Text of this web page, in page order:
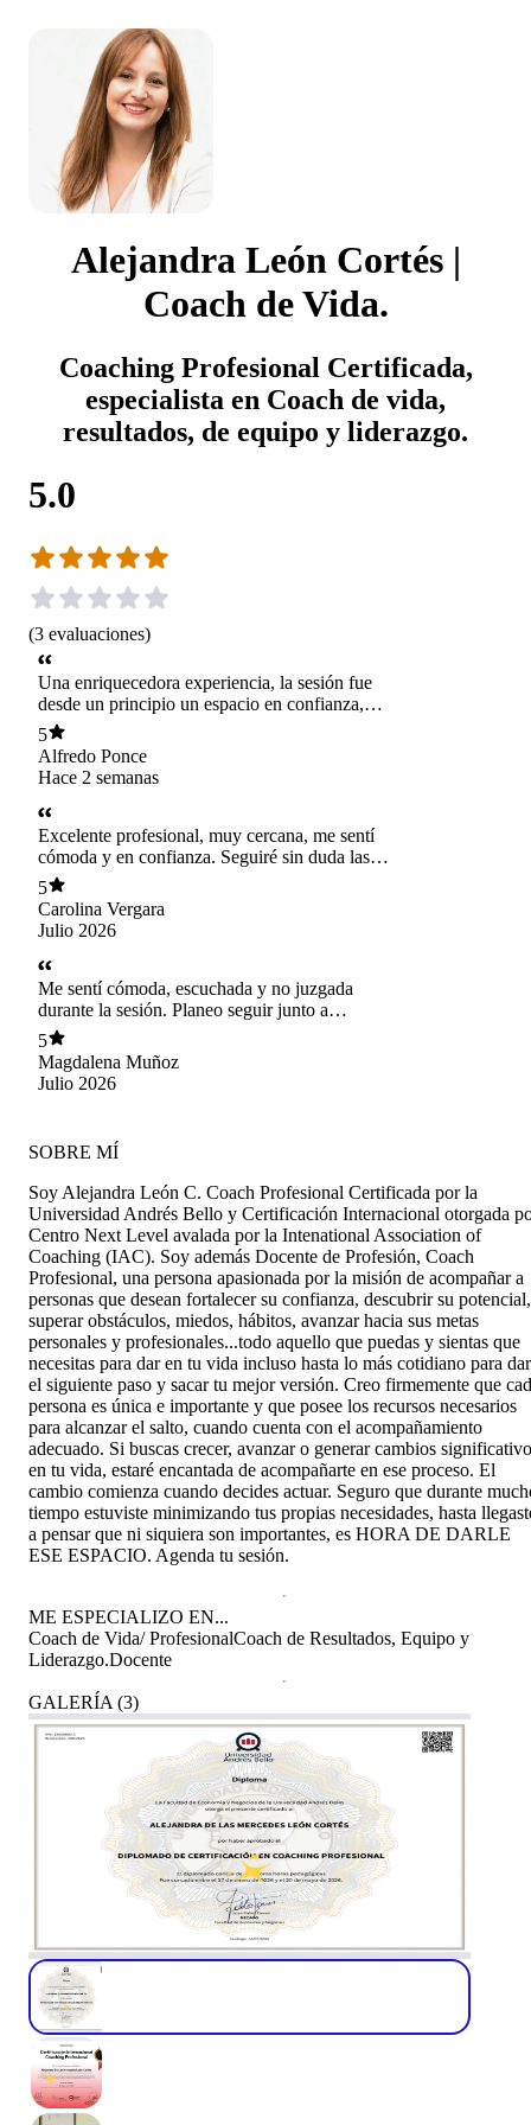
Alejandra León Cortés |
Coach de Vida.
Coaching Profesional Certificada,
especialista en Coach de vida,
resultados, de equipo y liderazgo.
5.0
(3 evaluaciones)
Una enriquecedora experiencia, la sesión fue
desde un principio un espacio en confianza,
acogido, escuchado, lo necesitaba y continuaré
absolutamente en mi proceso de proyecto.
Gracias.
5
Alfredo Ponce
Hace 2 semanas
Excelente profesional, muy cercana, me sentí
cómoda y en confianza. Seguiré sin duda las
próximas sesiones, me voy muy sorprendida con
el resultado que logre hoy. Muchas gracias.
5
Carolina Vergara
Julio 2026
Me sentí cómoda, escuchada y no juzgada
durante la sesión. Planeo seguir junto a
Alejandra. Me siento mucho mejor y con nuevas
respuestas.
5
Magdalena Muñoz
Julio 2026
SOBRE MÍ
Soy Alejandra León C. Coach Profesional Certificada por la
Universidad Andrés Bello y Certificación Internacional otorgada
Centro Next Level avalada por la Intenational Association of
Coaching (IAC). Soy además Docente de Profesión, Coach
Profesional, una persona apasionada por la misión de acompañar a
personas que desean fortalecer su confianza, descubrir su potencial,
superar obstáculos, miedos, hábitos, avanzar hacia sus metas
personales y profesionales...todo aquello que puedas y sientas que
necesitas para dar en tu vida incluso hasta lo más cotidiano para dar
el siguiente paso y sacar tu mejor versión. Creo firmemente que
persona es única e importante y que posee los recursos necesarios
para alcanzar el salto, cuando cuenta con el acompañamiento
adecuado. Si buscas crecer, avanzar o generar cambios
en tu vida, estaré encantada de acompañarte en ese proceso. El
cambio comienza cuando decides actuar. Seguro que durante
tiempo estuviste minimizando tus propias necesidades, hasta
a pensar que ni siquiera son importantes, es HORA DE DARLE
ESE ESPACIO. Agenda tu sesión.
ME ESPECIALIZO EN...
Coach de Vida/ ProfesionalCoach de Resultados, Equipo y
Liderazgo.Docente
GALERÍA (3)